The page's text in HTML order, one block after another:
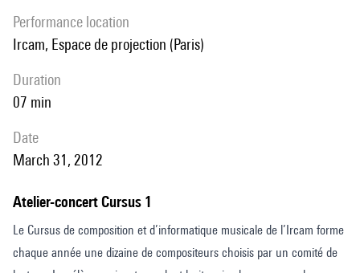
performance location
Ircam, Espace de projection (Paris)
duration
07 min
date
March 31, 2012
Atelier-concert Cursus 1
Le Cursus de composition et d’informatique musicale de l’Ircam forme
chaque année une dizaine de compositeurs choisis par un comité de